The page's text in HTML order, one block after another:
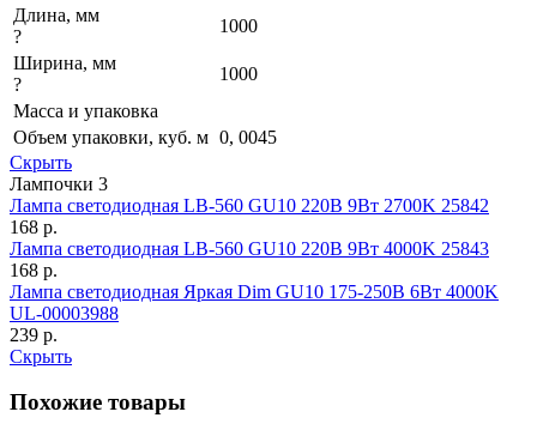
Длина, мм
?
1000
Ширина, мм
?
1000
Масса и упаковка
Объем упаковки, куб. м 0, 0045
Скрыть
Лампочки 3
Лампа светодиодная LB-560 GU10 220В 9Вт 2700K 25842
168 р.
Лампа светодиодная LB-560 GU10 220В 9Вт 4000K 25843
168 р.
Лампа светодиодная Яркая Dim GU10 175-250В 6Вт 4000K
UL-00003988
239 р.
Скрыть
Похожие товары